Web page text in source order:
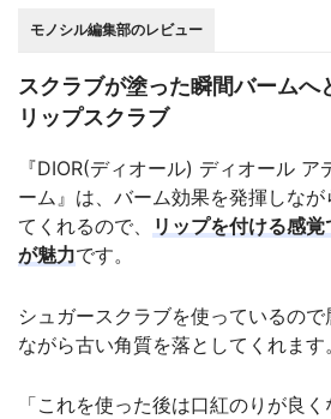
モノシル編集部のレビュー
スクラブが塗った瞬間バームへ
リップスクラブ
『DIOR(ディオール) ディオール
ーム』は、バーム効果を発揮しな
てくれるので、
リップを付ける感
が魅力です。
シュガースクラブを使っているの
ながら古い角質を落としてくれます。
「これを使った後は口紅のりが良